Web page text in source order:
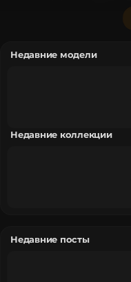
Недавние модели
Недавние коллекции
Недавние посты